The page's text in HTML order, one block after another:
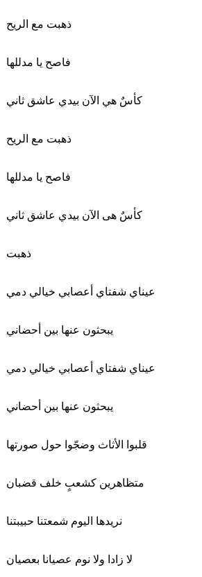
ذهبت مع الريح
فاصح يا مدللها
كأسٌ هي الآن بيدي عاشق ثاني
ذهبت مع الريح
فاصح يا مدللها
كأسٌ هى الآن بيدي عاشق ثاني
ذهبت
عيناي شفتاي أعصابي خيالي دمي
يبحثون عنها بين أحضاني
عيناي شفتاي أعصابي خيالي دمي
يبحثون عنها بين أحضاني
قلبوا الأثاث وضجّوا حول صورتها
متظاهرين كشعبٍ خلف قضبان
نريدها اليوم شمعتنا حبيبتنا
لا زادا ولا نوم عصيانا بعصيان